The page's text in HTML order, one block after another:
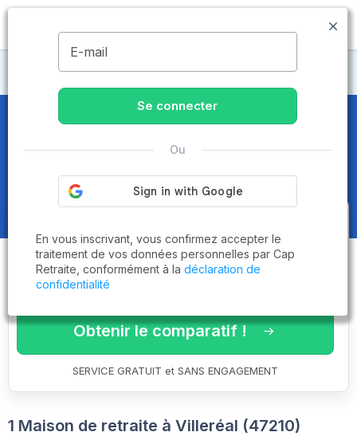
MENU
Maisons de retraite Lot-et-Garonne
Maisons de retraite et EHPAD
Villeréal (47210)
Obtenez le
comparatif des
établissementsadaptés à vos
critères en 3 minutes !
Obtenir le comparatif !
SERVICE GRATUIT et SANS ENGAGEMENT
1 Maison de retraite à Villeréal (47210)
E-mail
Se connecter
Ou
En vous inscrivant, vous confirmez accepter le
traitement de vos données personnelles par Cap
Retraite, conformément à la déclaration de
confidentialité